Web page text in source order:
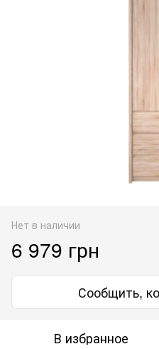
Нет в наличии
6 979 грн
Сообщить,
В избранное